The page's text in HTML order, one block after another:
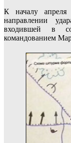
К началу
направлении
входившей в
командованием